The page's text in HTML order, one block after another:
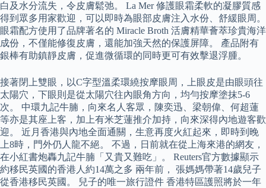
白及水分流失，令皮膚鬆弛。 La Mer 修護眼霜柔軟的凝膠質感
得到眾多用家歡迎，可以即時為眼部皮膚注入水份、舒緩眼周。
眼霜配方使用了品牌著名的 Miracle Broth 活膚精華薈萃珍貴海洋
成份，不僅能修復皮膚，還能加強天然的保護屏障。 產品附有
銀棒有助鎮靜皮膚，促進微循環的同時更可有效擊退浮腫。
接著閉上雙眼，以C字型溫柔環繞按摩眼周，上眼皮是由眼頭往
太陽穴，下眼則是從太陽穴往內眼角方向，均勻按摩塗抹5-6
次。 中環九記牛腩，向來名人客眾，陳奕迅、梁朝偉、何超蓮
等亦是其座上客，加上有米芝蓮推介加持，向來深得內地遊客歡
迎。 近月香港與內地全面通關，生意再度火紅起來，即時到晚
上8時，門外仍人龍不絕。 不過，日前就在從上海來港的網友，
在小紅書炮轟九記牛腩「又貴又難吃」。 Reuters官方數據顯示
約移民英國的香港人約14萬之多 兩年前， 張媽媽帶著14歲兒子
從香港移民英國。 兒子的唯一旅行證件 香港特區護照將於一年